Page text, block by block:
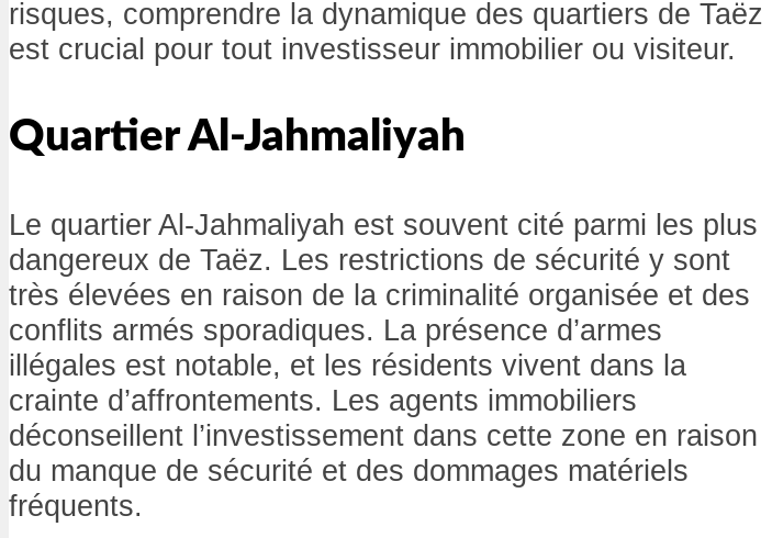
risques, comprendre la dynamique des quartiers de Taëz
est crucial pour tout investisseur immobilier ou visiteur.
Quartier Al-Jahmaliyah
Le quartier Al-Jahmaliyah est souvent cité parmi les plus
dangereux de Taëz. Les restrictions de sécurité y sont
très élevées en raison de la criminalité organisée et des
conflits armés sporadiques. La présence d’armes
illégales est notable, et les résidents vivent dans la
crainte d’affrontements. Les agents immobiliers
déconseillent l’investissement dans cette zone en raison
du manque de sécurité et des dommages matériels
fréquents.